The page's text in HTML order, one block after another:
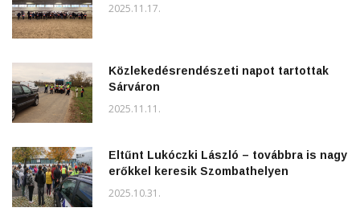
2025.11.17.
Közlekedésrendészeti napot tartottak
Sárváron
2025.11.11.
Eltűnt Lukóczki László – továbbra is nagy
erőkkel keresik Szombathelyen
2025.10.31.